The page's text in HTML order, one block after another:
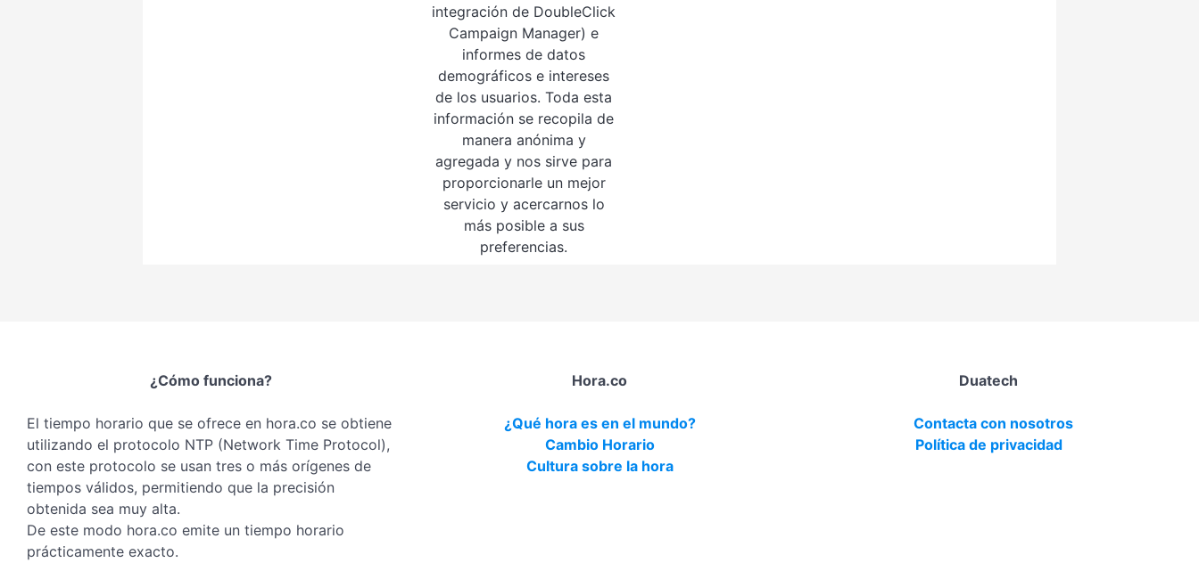
integración de DoubleClick
Campaign Manager) e
informes de datos
demográficos e intereses
de los usuarios. Toda esta
información se recopila de
manera anónima y
agregada y nos sirve para
proporcionarle un mejor
servicio y acercarnos lo
más posible a sus
preferencias.
¿Cómo funciona?
El tiempo horario que se ofrece en hora.co se obtiene
utilizando el protocolo NTP (Network Time Protocol),
con este protocolo se usan tres o más orígenes de
tiempos válidos, permitiendo que la precisión
obtenida sea muy alta.
De este modo hora.co emite un tiempo horario
prácticamente exacto.
Hora.co
¿Qué hora es en el mundo?
Cambio Horario
Cultura sobre la hora
Duatech
Contacta con nosotros
Política de privacidad